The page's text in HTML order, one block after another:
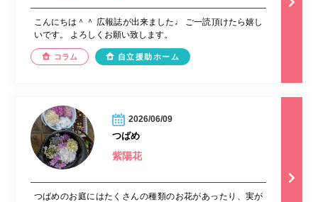
こんにちは＾＾ 広報誌が出来ました♩ ご一読頂けたら嬉し
いです。 よろしくお願い致します。
コラム 自立援助ホーム
2026/06/09
つばめ
紫陽花
つばめのお庭にはたくさんの種類のお花があったり、実が